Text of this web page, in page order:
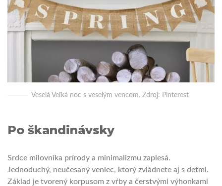
Veselá Veľká noc s veselým vencom. Zdroj: Pinterest
Po škandinávsky
Srdce milovníka prírody a minimalizmu zaplesá.
Jednoduchý, neučesaný veniec, ktorý zvládnete aj s deťmi.
Základ je tvorený korpusom z vŕby a čerstvými výhonkami